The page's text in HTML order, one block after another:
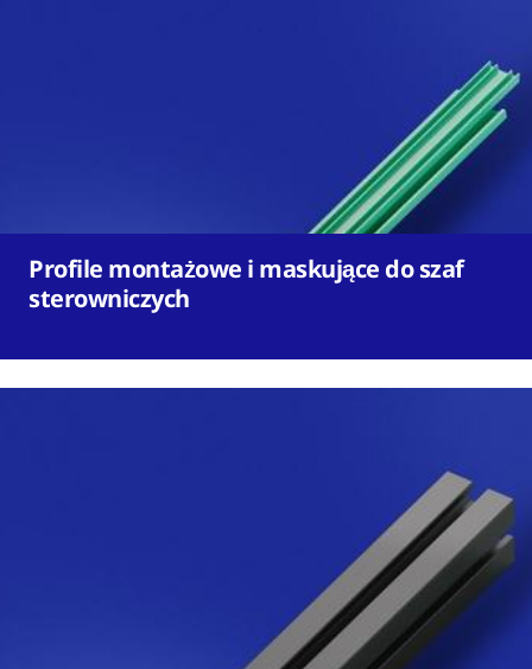
Profile montażowe i maskujące do szaf
sterowniczych